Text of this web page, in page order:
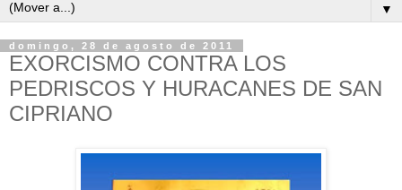
▼
domingo, 28 de agosto de 2011
EXORCISMO CONTRA LOS
PEDRISCOS Y HURACANES DE SAN
CIPRIANO